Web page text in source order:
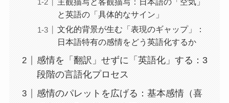
と英語の「具体的なサイン」
文化的背景が生む「表現のギャップ」：
日本語特有の感情をどう英語化するか
感情を「翻訳」せずに「英語化」する：3
段階の言語化プロセス
感情のパレットを広げる：基本感情（喜